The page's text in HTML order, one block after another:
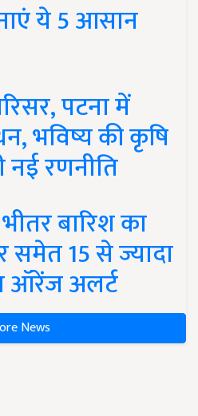
ये 5 आसान
पटना में
भविष्य की कृषि
नई रणनीति
बारिश का
समेत 15 से ज्यादा
ऑरेंज अलर्ट
News